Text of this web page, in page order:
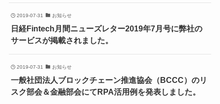
2019-07-31 お知らせ
日経Fintech月間ニューズレター2019年7月号に弊社の
サービスが掲載されました。
2019-07-31 お知らせ
一般社団法人ブロックチェーン推進協会（BCCC）のリ
スク部会＆金融部会にてRPA活用例を発表しました。